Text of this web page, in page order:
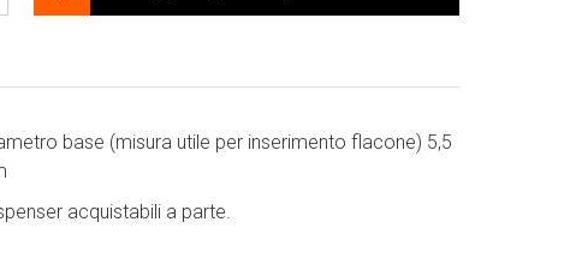
base (misura utile per inserimento flacone) 5,5
acquistabili a parte.